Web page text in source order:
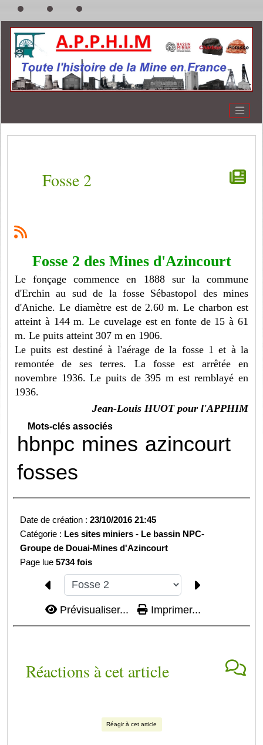
Fosse 2
Fosse 2 des Mines d'Azincourt
Le fonçage commence en 1888 sur la commune
d'Erchin au sud de la fosse Sébastopol des mines
d'Aniche. Le diamètre est de 2.60 m. Le charbon est
atteint à 144 m. Le cuvelage est en fonte de 15 à 61
m. Le puits atteint 307 m en 1906.
Le puits est destiné à l'aérage de la fosse 1 et à la
remontée de ses terres. La fosse est arrêtée en
novembre 1936. Le puits de 395 m est remblayé en
1936.
Jean-Louis HUOT pour l'APPHIM
Mots-clés associés
hbnpc mines azincourt
fosses
Date de création :23/10/2016 21:45
Catégorie : Les sites miniers - Le bassin NPC-
Groupe de Douai-Mines d'Azincourt
Page lue5734 fois
Prévisualiser... Imprimer...
Réactions à cet article
Réagir à cet article